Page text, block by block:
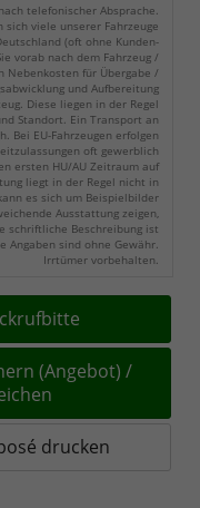
telefonischer Absprache.
viele unserer Fahrzeuge
(oft ohne Kunden-
vorab nach dem Fahrzeug /
Nebenkosten für Übergabe /
und Aufbereitung
Diese liegen in der Regel
Standort. Ein Transport an
Bei EU-Fahrzeugen erfolgen
oft gewerblich
ersten HU/AU Zeitraum auf
liegt in der Regel nicht in
es sich um Beispielbilder
Ausstattung zeigen,
schriftliche Beschreibung ist
Angaben sind ohne Gewähr.
Irrtümer vorbehalten.
(Angebot) /
drucken